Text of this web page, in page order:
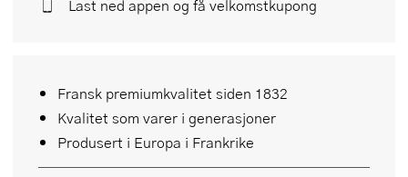
Fransk premiumkvalitet siden 1832
Kvalitet som varer i generasjoner
Produsert i Europa i Frankrike
Last ned appen og få velkomstkupong